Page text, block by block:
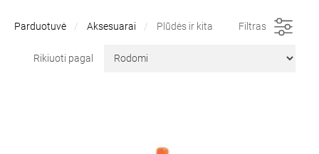
Parduotuvė Aksesuarai Plūdės ir kita Filtras
Rikiuoti pagal